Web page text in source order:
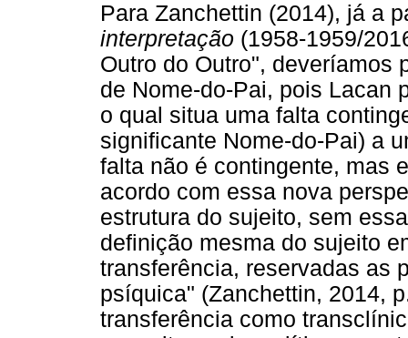
Para Zanchettin (2014), já a
interpretação (1958-1959/
Outro do Outro", deveríamos
de Nome-do-Pai, pois Lacan
o qual situa uma falta
significante Nome-do-Pai) a
falta não é contingente, mas
acordo com essa nova
estrutura do sujeito, sem
definição mesma do sujeito
transferência, reservadas as
psíquica" (Zanchettin, 2014,
transferência como